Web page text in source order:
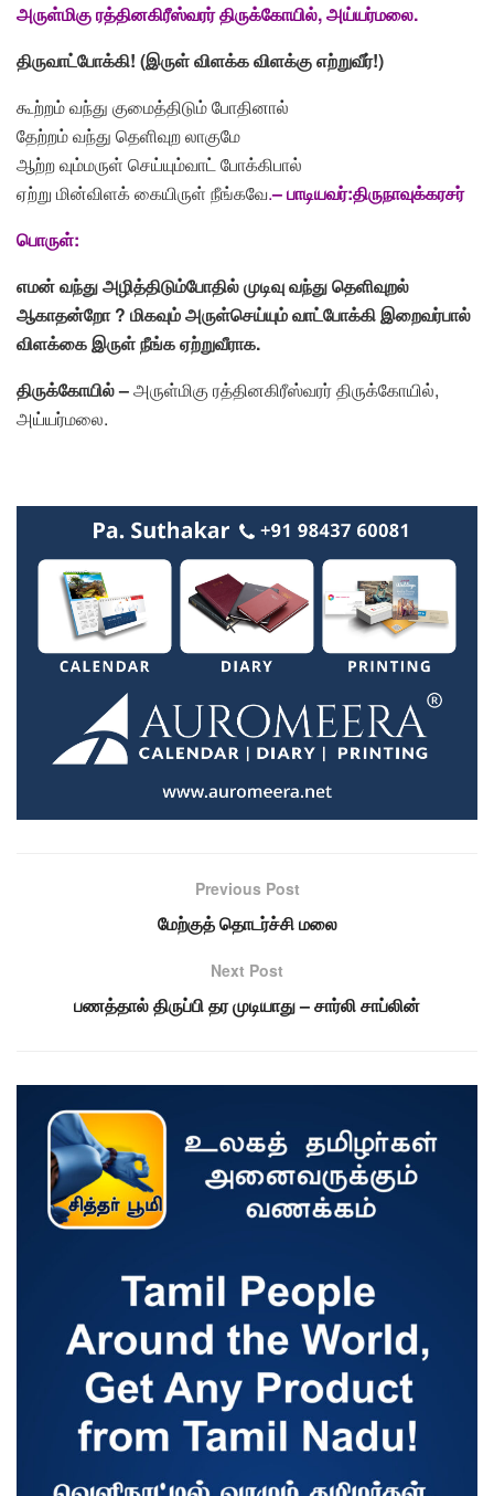
அருள்மிகு ரத்தினகிரீஸ்வரர் திருக்கோயில், அய்யர்மலை.
திருவாட்போக்கி! (இருள் விளக்க விளக்கு எற்றுவீர்!)
கூற்றம் வந்து குமைத்திடும் போதினால்
தேற்றம் வந்து தெளிவுற லாகுமே
ஆற்ற வும்மருள் செய்யும்வாட் போக்கிபால்
ஏற்று மின்விளக் கையிருள் நீங்கவே.– பாடியவர்:திருநாவுக்கரசர்
பொருள்:
எமன் வந்து அழித்திடும்போதில் முடிவு வந்து தெளிவுறல்
ஆகாதன்றோ ? மிகவும் அருள்செய்யும் வாட்போக்கி இறைவர்பால்
விளக்கை இருள் நீங்க ஏற்றுவீராக.
திருக்கோயில் –அருள்மிகு ரத்தினகிரீஸ்வரர் திருக்கோயில்,
அய்யர்மலை.
Previous Post
மேற்குத் தொடர்ச்சி மலை
Next Post
பணத்தால் திருப்பி தர முடியாது – சார்லி சாப்லின்